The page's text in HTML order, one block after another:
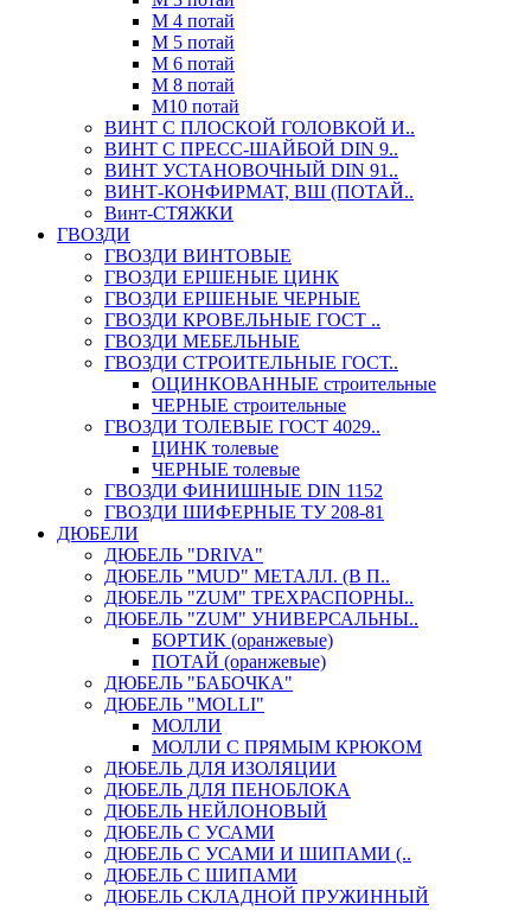
М 4 потай
М 5 потай
М 6 потай
М 8 потай
М10 потай
ВИНТ С ПЛОСКОЙ ГОЛОВКОЙ И..
ВИНТ С ПРЕСС-ШАЙБОЙ DIN 9..
ВИНТ УСТАНОВОЧНЫЙ DIN 91..
ВИНТ-КОНФИРМАТ, ВШ (ПОТАЙ..
Винт-СТЯЖКИ
ГВОЗДИ
ГВОЗДИ ВИНТОВЫЕ
ГВОЗДИ ЕРШЕНЫЕ ЦИНК
ГВОЗДИ ЕРШЕНЫЕ ЧЕРНЫЕ
ГВОЗДИ КРОВЕЛЬНЫЕ ГОСТ ..
ГВОЗДИ МЕБЕЛЬНЫЕ
ГВОЗДИ СТРОИТЕЛЬНЫЕ ГОСТ..
ОЦИНКОВАННЫЕ строительные
ЧЕРНЫЕ строительные
ГВОЗДИ ТОЛЕВЫЕ ГОСТ 4029..
ЦИНК толевые
ЧЕРНЫЕ толевые
ГВОЗДИ ФИНИШНЫЕ DIN 1152
ГВОЗДИ ШИФЕРНЫЕ ТУ 208-81
ДЮБЕЛИ
ДЮБЕЛЬ "DRIVA"
ДЮБЕЛЬ "MUD" МЕТАЛЛ. (В П..
ДЮБЕЛЬ "ZUM" ТРЕХРАСПОРНЫ..
ДЮБЕЛЬ "ZUM" УНИВЕРСАЛЬНЫ..
БОРТИК (оранжевые)
ПОТАЙ (оранжевые)
ДЮБЕЛЬ "БАБОЧКА"
ДЮБЕЛЬ "МOLLI"
МОЛЛИ
МОЛЛИ С ПРЯМЫМ КРЮКОМ
ДЮБЕЛЬ ДЛЯ ИЗОЛЯЦИИ
ДЮБЕЛЬ ДЛЯ ПЕНОБЛОКА
ДЮБЕЛЬ НЕЙЛОНОВЫЙ
ДЮБЕЛЬ С УСАМИ
ДЮБЕЛЬ С УСАМИ И ШИПАМИ (..
ДЮБЕЛЬ С ШИПАМИ
ДЮБЕЛЬ СКЛАДНОЙ ПРУЖИННЫЙ